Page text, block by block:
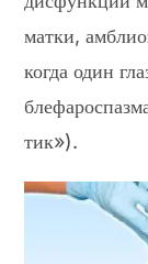
матки,
когда один
тик»).